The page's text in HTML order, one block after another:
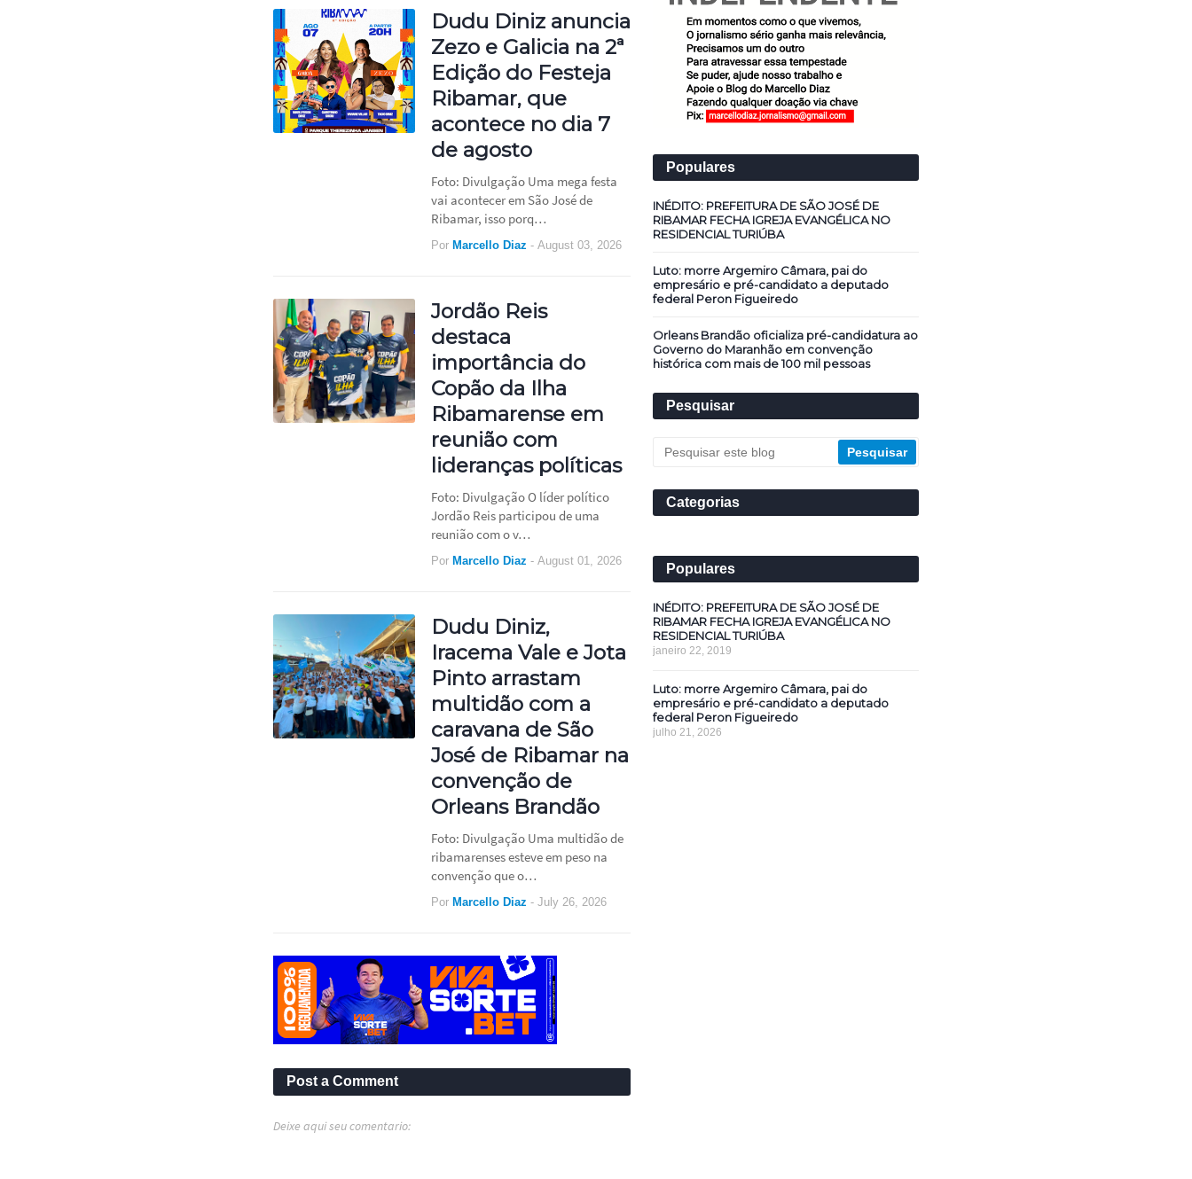
Dudu Diniz anuncia
Zezo e Galicia na 2ª
Edição do Festeja
Ribamar, que
acontece no dia 7
de agosto
Foto: Divulgação Uma mega festa
vai acontecer em São José de
Ribamar, isso porq…
Por Marcello Diaz - August 03, 2026
Jordão Reis
destaca
importância do
Copão da Ilha
Ribamarense em
reunião com
lideranças políticas
Foto: Divulgação O líder político
Jordão Reis participou de uma
reunião com o v…
Por Marcello Diaz - August 01, 2026
Dudu Diniz,
Iracema Vale e Jota
Pinto arrastam
multidão com a
caravana de São
José de Ribamar na
convenção de
Orleans Brandão
Foto: Divulgação Uma multidão de
ribamarenses esteve em peso na
convenção que o…
Por Marcello Diaz - July 26, 2026
Post a Comment
Deixe aqui seu comentario:
Populares
INÉDITO: PREFEITURA DE SÃO JOSÉ DE
RIBAMAR FECHA IGREJA EVANGÉLICA NO
RESIDENCIAL TURIÚBA
Luto: morre Argemiro Câmara, pai do
empresário e pré-candidato a deputado
federal Peron Figueiredo
Orleans Brandão oficializa pré-candidatura ao
Governo do Maranhão em convenção
histórica com mais de 100 mil pessoas
Pesquisar
Categorias
Populares
INÉDITO: PREFEITURA DE SÃO JOSÉ DE
RIBAMAR FECHA IGREJA EVANGÉLICA NO
RESIDENCIAL TURIÚBA
janeiro 22, 2019
Luto: morre Argemiro Câmara, pai do
empresário e pré-candidato a deputado
federal Peron Figueiredo
julho 21, 2026